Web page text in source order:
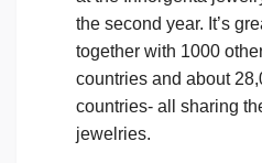
the second year. It’s
together with 1000
countries and about
countries- all sharing
jewelries.